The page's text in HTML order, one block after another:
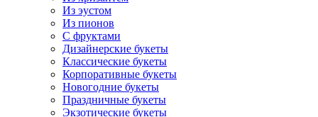
Из эустом
Из пионов
С фруктами
Дизайнерские букеты
Классические букеты
Корпоративные букеты
Новогодние букеты
Праздничные букеты
Экзотические букеты